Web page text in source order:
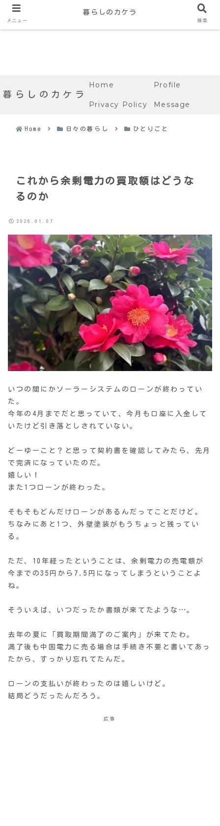
暮らしのカケラ
Home Profile
Privacy Policy Message
Home 日々の暮らし ひとりごと
これから余剰電力の買取額はどうな
るのか
2026.01.07
いつの間にかソーラーシステムのローンが終わってい
た。
今年の4月までだと思っていて、今月も口座に入金して
いたけど引き落としされていない。
どーゆーこと？と思って契約書を確認してみたら、先月
で完済になっていたのだ。
嬉しい！
また1つローンが終わった。
そもそもどんだけローンがあるんだってことだけど。
ちなみにあと1つ、外壁塗装がもうちょっと残ってい
る。
ただ、10年経ったということは、余剰電力の売電額が
今までの35円から7.5円になってしまうということよ
ね。
そういえば、いつだったか書類が来てたような…。
去年の夏に「買取期間満了のご案内」が来てたわ。
満了後も中国電力に売る場合は手続き不要と書いてあっ
たから、すっかり忘れてたんだ。
ローンの支払いが終わったのは嬉しいけど。
結局どうだったんだろう。
広告
メニュー
暮らしのカケラ
検索